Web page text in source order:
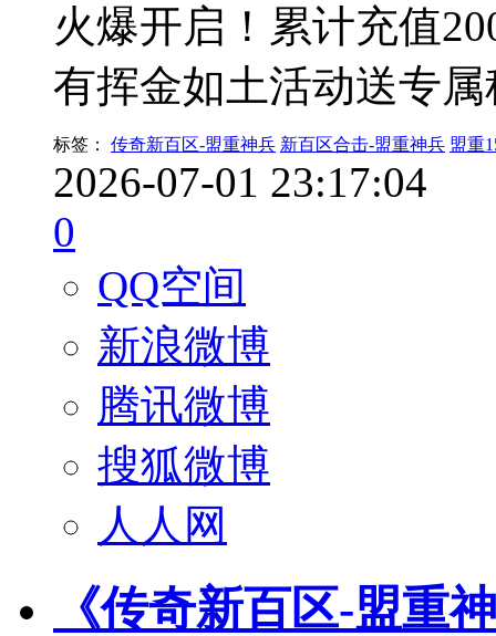
火爆开启！累计充值
有挥金如土活动送专
标签： 传奇新百区-盟重神兵 新百区合击-盟重神兵 盟重
2026-07-01 23:17:04
0
QQ空间
新浪微博
腾讯微博
搜狐微博
人人网
《传奇新百区-盟重